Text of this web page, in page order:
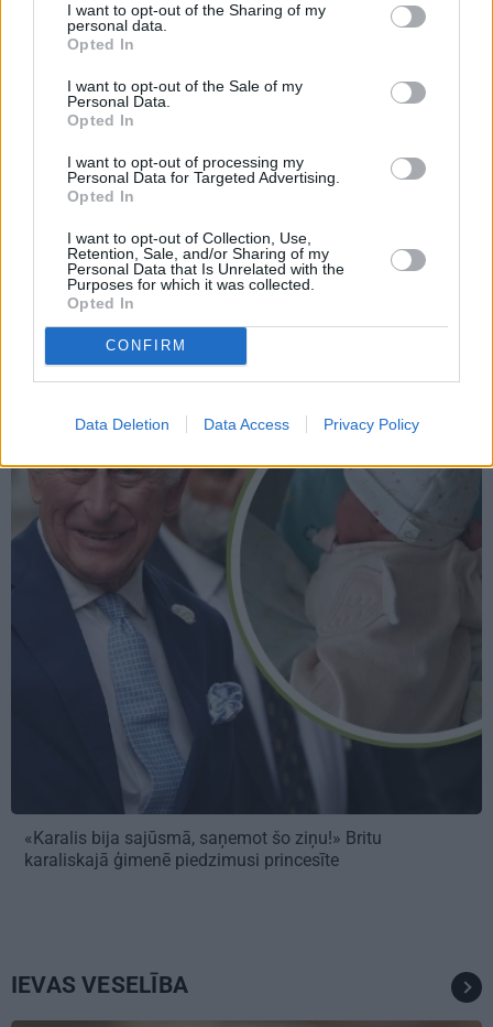
I want to opt-out of the Sharing of my
personal data.
Opted In
I want to opt-out of the Sale of my
Personal Data.
Opted In
I want to opt-out of processing my
Personal Data for Targeted Advertising.
Opted In
I want to opt-out of Collection, Use,
Retention, Sale, and/or Sharing of my
Personal Data that Is Unrelated with the
Purposes for which it was collected.
Opted In
CONFIRM
Data Deletion Data Access Privacy Policy
Darbs no mājām –
aizliegt vai turpināt?
Karstus viedokļus pauž
Ķestere, Rasnačs un
daudzi citi
Basketbolists Dāvis
Bertāns pieņēmis smagu
lēmumu un dod solījumu
saviem biedriem
KARALISKĀ ĢIMENE
«Karalis bija sajūsmā, saņemot šo ziņu!» Britu
karaliskajā ģimenē piedzimusi princesīte
IEVAS VESELĪBA